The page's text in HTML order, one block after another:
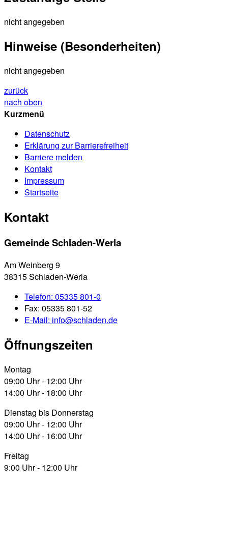
nicht angegeben
Hinweise (Besonderheiten)
nicht angegeben
zurück
nach oben
Kurzmenü
Datenschutz
Erklärung zur Barrierefreiheit
Barriere melden
Kontakt
Impressum
Startseite
Kontakt
Gemeinde Schladen-Werla
Am Weinberg 9
38315 Schladen-Werla
Telefon: 05335 801-0
Fax: 05335 801-52
E-Mail: info@schladen.de
Öffnungszeiten
Montag
09:00 Uhr - 12:00 Uhr
14:00 Uhr - 18:00 Uhr
Dienstag bis Donnerstag
09:00 Uhr - 12:00 Uhr
14:00 Uhr - 16:00 Uhr
Freitag
9:00 Uhr - 12:00 Uhr